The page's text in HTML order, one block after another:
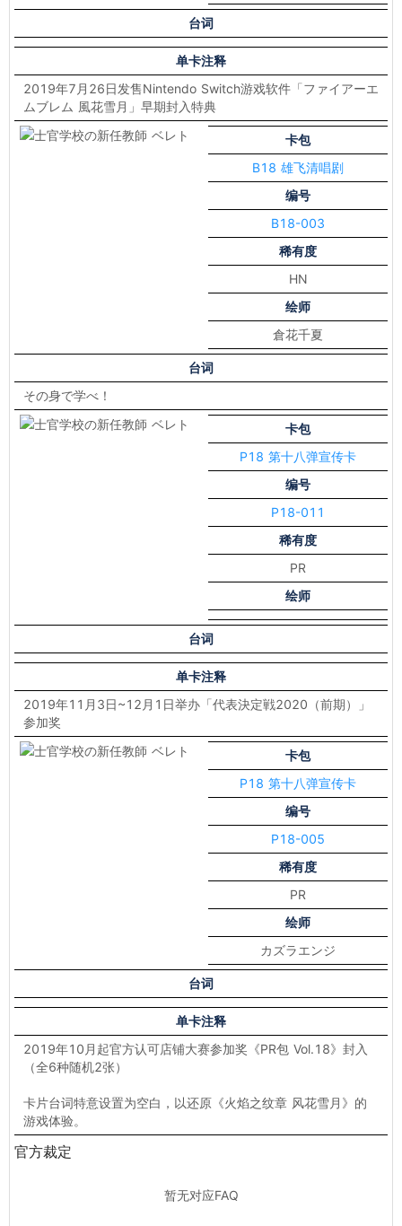
台词
单卡注释
2019年7月26日发售Nintendo Switch游戏软件「ファイアーエ
ムブレム 風花雪月」早期封入特典
卡包
B18 雄飞清唱剧
编号
B18-003
稀有度
HN
绘师
倉花千夏
台词
その身で学べ！
卡包
P18 第十八弹宣传卡
编号
P18-011
稀有度
PR
绘师
台词
单卡注释
2019年11月3日~12月1日举办「代表決定戦2020（前期）」
参加奖
卡包
P18 第十八弹宣传卡
编号
P18-005
稀有度
PR
绘师
カズラエンジ
台词
单卡注释
2019年10月起官方认可店铺大赛参加奖《PR包 Vol.18》封入
（全6种随机2张）
卡片台词特意设置为空白，以还原《火焰之纹章 风花雪月》的
游戏体验。
官方裁定
暂无对应FAQ